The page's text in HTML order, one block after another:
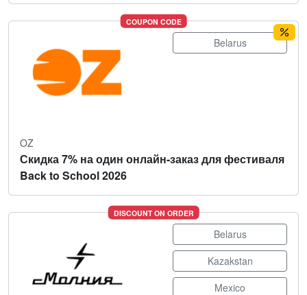
COUPON CODE
Belarus
OZ
Скидка 7% на один онлайн-заказ для фестиваля
Back to School 2026
DISCOUNT ON ORDER
Belarus
Kazakstan
Mexico